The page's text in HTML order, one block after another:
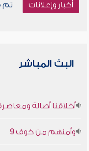
أخبار وإعلانات
تم
البث المباشر
أخلاقنا أصالة
وأمنهم من خوف 9